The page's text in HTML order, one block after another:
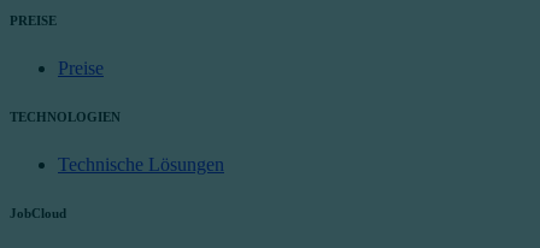
PREISE
Preise
TECHNOLOGIEN
Technische Lösungen
JobCloud